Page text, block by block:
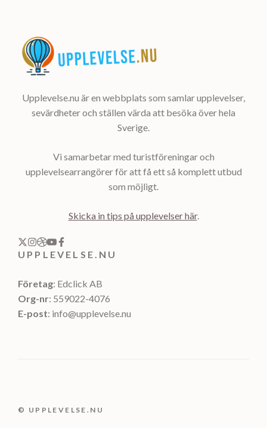
Upplevelse.nu är en webbplats som samlar upplevelser,
sevärdheter och ställen värda att besöka över hela
Sverige.
Vi samarbetar med turistföreningar och
upplevelsearrangörer för att få ett så komplett utbud
som möjligt.
Skicka in tips på upplevelser här.
UPPLEVELSE.NU
Företag: Edclick AB
Org-nr: 559022-4076
E-post: info@upplevelse.nu
© UPPLEVELSE.NU